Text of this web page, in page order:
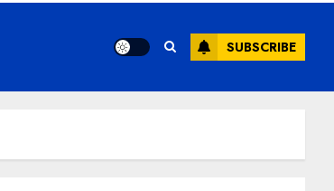
SUBSCRIBE